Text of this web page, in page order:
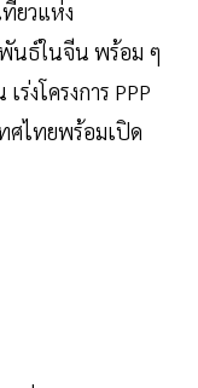
ยวแห่ง
นธ์ในจีน พร้อม ๆ
ร่งโครงการ PPP
ศไทยพร้อมเปิด